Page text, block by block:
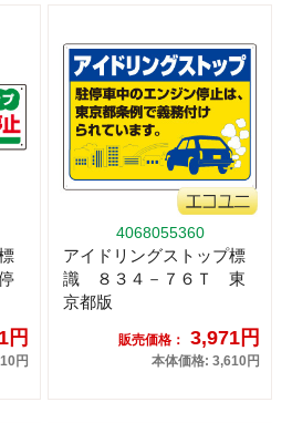
円
円
4068055360
アイドリングストップ標
識 ８３４－７６Ｔ 東
京都版
販売価格： 3,971円
本体価格: 3,610円